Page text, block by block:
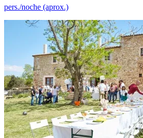
pers./noche (aprox.)